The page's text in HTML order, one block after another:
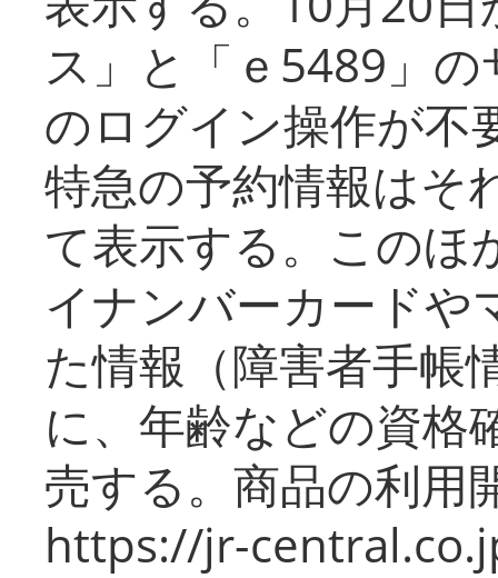
ス」と「ｅ5489」
のログイン操作が不
特急の予約情報はそ
て表示する。このほ
イナンバーカードや
た情報（障害者手帳
に、年齢などの資格
売する。商品の利用
https://jr-